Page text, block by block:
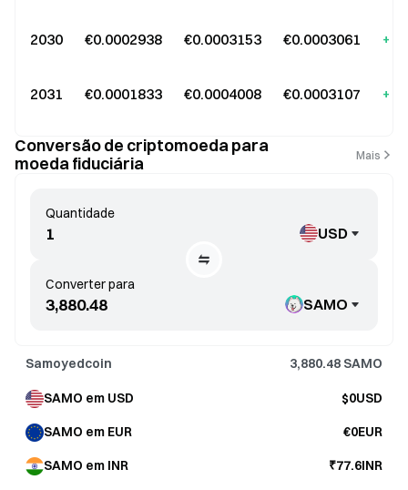
2030 €0.0002938 €0.0003153 €0.0003061
2031 €0.0001833 €0.0004008 €0.0003107
Conversão de criptomoeda para
moeda fiduciária
Mais
Converter para
SAMO
Quantidade
USD
Samoyedcoin 3,880.48 SAMO
SAMO em USD $0USD
SAMO em EUR €0EUR
SAMO em INR ₹77.6INR